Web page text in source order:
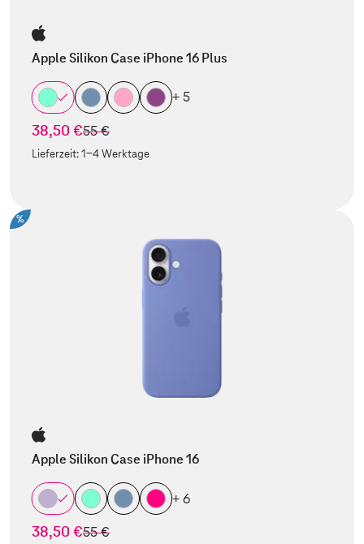
Apple Silikon Case iPhone 16 Plus
+ 5
38,50 €statt
55 €
Lieferzeit:1-4 Werktage
%
Apple Silikon Case iPhone 16
+ 6
38,50 €statt
55 €